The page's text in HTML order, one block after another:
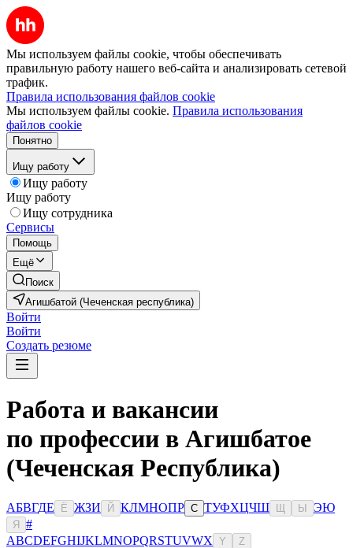
Мы используем файлы cookie, чтобы обеспечивать
правильную работу нашего веб-сайта и анализировать сетевой
трафик.
Правила использования файлов cookie
Мы используем файлы cookie. Правила использования
файлов cookie
Понятно
Ищу работу
Ищу работу
Ищу работу
Ищу сотрудника
Сервисы
Помощь
Ещё
Поиск
Агишбатой (Чеченская республика)
Войти
Войти
Создать резюме
Работа и вакансии
по профессии в Агишбатое
(Чеченская Республика)
АБВГДЕ Ё ЖЗИ Й КЛМНОПР С ТУФХЦЧШ Ы ЭЮ
Я
#
ABCDEFGHIJKLMNOPQRSTUVWX Y Z